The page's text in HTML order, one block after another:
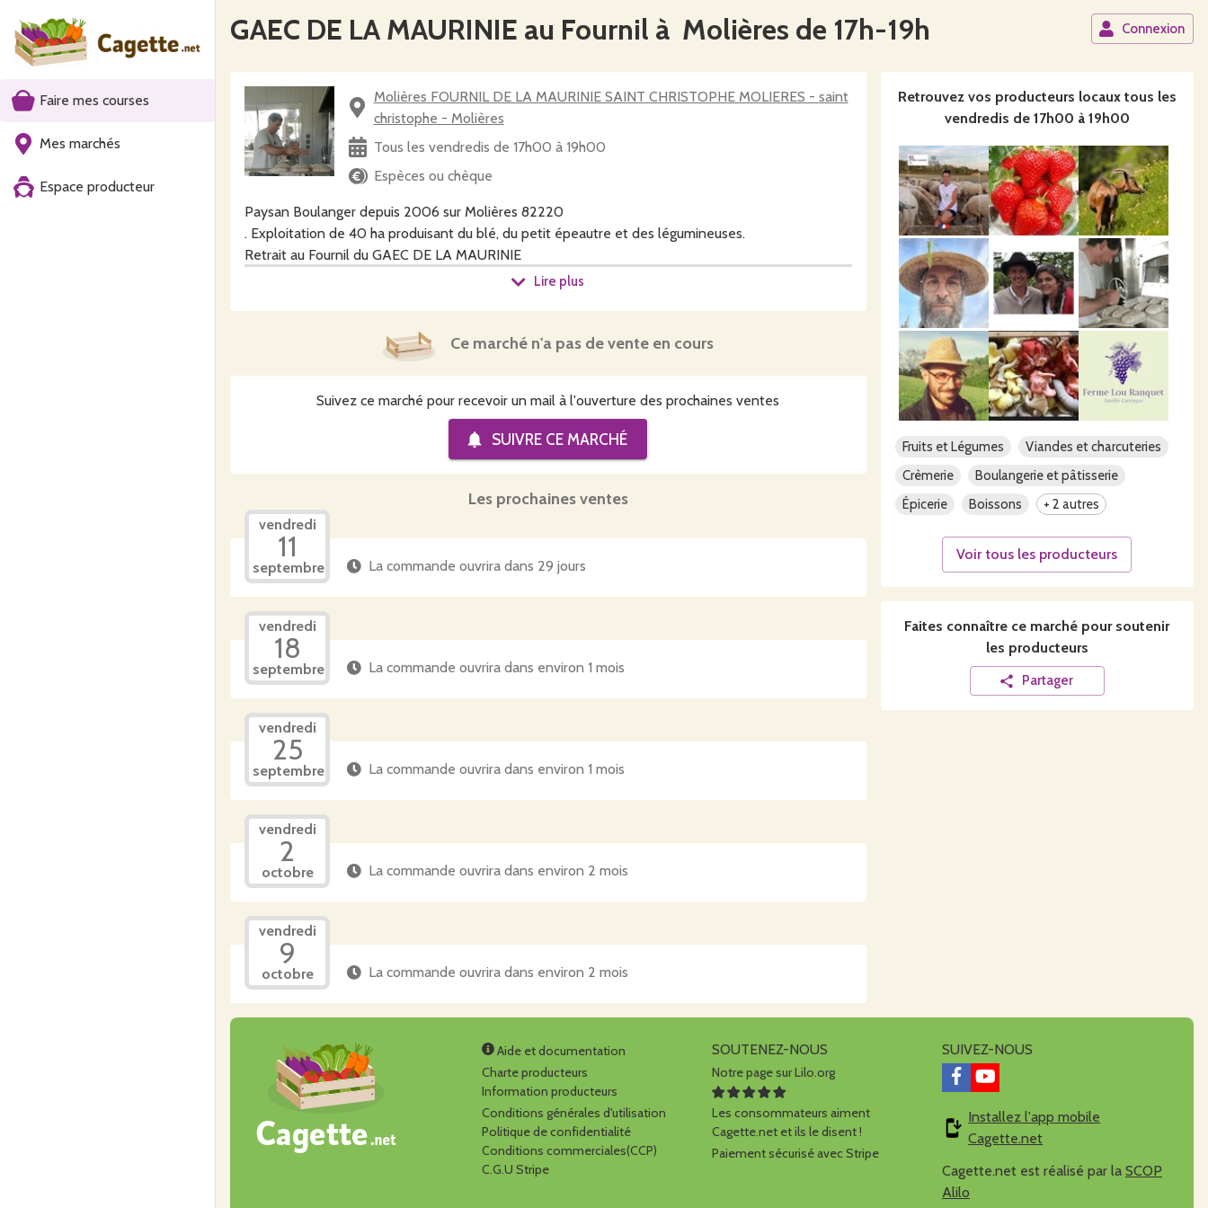
Faire mes courses
Mes marchés
Espace producteur
GAEC DE LA MAURINIE au Fournil à Molières de 17h-19h Connexion
Molières FOURNIL DE LA MAURINIE SAINT CHRISTOPHE MOLIERES - saint
christophe - Molières
Tous les vendredis de 17h00 à 19h00
Espèces ou chèque
Paysan Boulanger depuis 2006 sur Molières 82220
. Exploitation de 40 ha produisant du blé, du petit épeautre et des légumineuses.
Retrait au Fournil du GAEC DE LA MAURINIE
Lire plus
Suivez ce marché pour recevoir un mail à l'ouverture des prochaines ventes
SUIVRE CE MARCHÉ
Ce marché n'a pas de vente en cours
Les prochaines ventes
vendredi
11
septembre La commande ouvrira dans 29 jours
vendredi
18
septembre La commande ouvrira dans environ 1 mois
vendredi
25
septembre La commande ouvrira dans environ 1 mois
vendredi
2
octobre La commande ouvrira dans environ 2 mois
vendredi
9
octobre La commande ouvrira dans environ 2 mois
Retrouvez vos producteurs locaux tous les
vendredis de 17h00 à 19h00
Fruits et Légumes
Viandes et charcuteries
Crèmerie
Boulangerie et pâtisserie
Épicerie
Boissons + 2 autres
Voir tous les producteurs
Faites connaître ce marché pour soutenir
les producteurs
Partager
Aide et documentation
Charte producteurs
Information producteurs
Conditions générales d'utilisation
Politique de confidentialité
Conditions commerciales(CCP)
C.G.U Stripe
SOUTENEZ-NOUS
Notre page sur Lilo.org
Les consommateurs aiment
Cagette.net et ils le disent !
Paiement sécurisé avec Stripe
SUIVEZ-NOUS
Installez l'app mobile
Cagette.net
Cagette.net est réalisé par la SCOP
Alilo